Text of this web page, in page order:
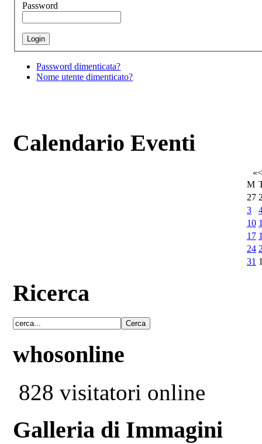
Password
Password dimenticata?
Nome utente dimenticato?
Calendario Eventi
«<
M
27
3
10
17
24
31
Ricerca
whosonline
828 visitatori online
Galleria di Immagini